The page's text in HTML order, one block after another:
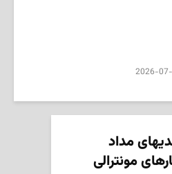
2026-
مداد
مونترالی